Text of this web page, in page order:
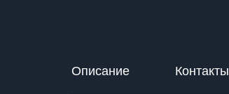
Описание Контакты